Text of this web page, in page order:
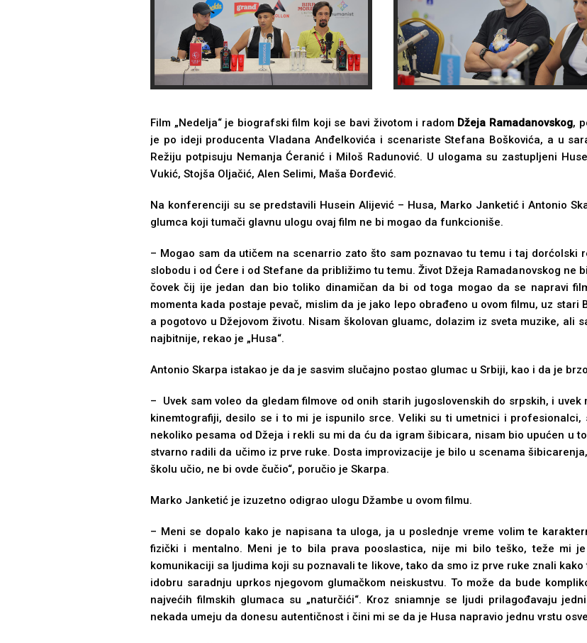
Film „Nedelјa“ je biografski film koji se bavi životom i radom Džeja Ramadanovskog,
je po ideji producenta Vladana Anđelkovića i scenariste Stefana Boškovića, a u
Režiju potpisuju Nemanja Ćeranić i Miloš Radunović. U ulogama su zastuplјeni
Vukić, Stojša Olјačić, Alen Selimi, Maša Đorđević.
Na konferenciji su se predstavili Husein Alijević – Husa, Marko Janketić i Antonio
glumca koji tumači glavnu ulogu ovaj film ne bi mogao da funkcioniše.
– Mogao sam da utičem na scenarrio zato što sam poznavao tu temu i taj dorćolski
slobodu i od Ćere i od Stefane da približimo tu temu. Život Džeja Ramadanovskog ne
čovek čij ije jedan dan bio toliko dinamičan da bi od toga mogao da se napravi
momenta kada postaje pevač, mislim da je jako lepo obrađeno u ovom filmu, uz
a pogotovo u Džejovom životu. Nisam školovan gluamc, dolazim iz sveta muzike,
najbitnije, rekao je „Husa“.
Antonio Skarpa istakao je da je sasvim slučajno postao glumac u Srbiji, kao i da je
– Uvek sam voleo da gledam filmove od onih starih jugoslovenskih do srpskih, i
kinemtografiji, desilo se i to mi je ispunilo srce. Veliki su ti umetnici i profesionalci,
nekoliko pesama od Džeja i rekli su mi da ću da igram šibicara, nisam bio upućen u
stvarno radili da učimo iz prve ruke. Dosta improvizacije je bilo u scenama
školu učio, ne bi ovde čučio“, poručio je Skarpa.
Marko Janketić je izuzetno odigrao ulogu Džambe u ovom filmu.
– Meni se dopalo kako je napisana ta uloga, ja u poslednje vreme volim te
fizički i mentalno. Meni je to bila prava pooslastica, nije mi bilo teško, teže mi
komunikaciji sa lјudima koji su poznavali te likove, tako da smo iz prve ruke znali kako
idobru saradnju uprkos njegovom glumačkom neiskustvu. To može da bude
najvećih filmskih glumaca su „naturčići“. Kroz sniamnje se lјudi prilagođavaju
nekada umeju da donesu autentičnost i čini mi se da je Husa napravio jednu vrstu